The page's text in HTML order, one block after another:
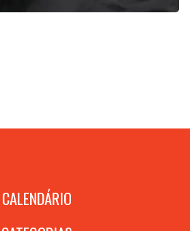
CALENDÁRIO